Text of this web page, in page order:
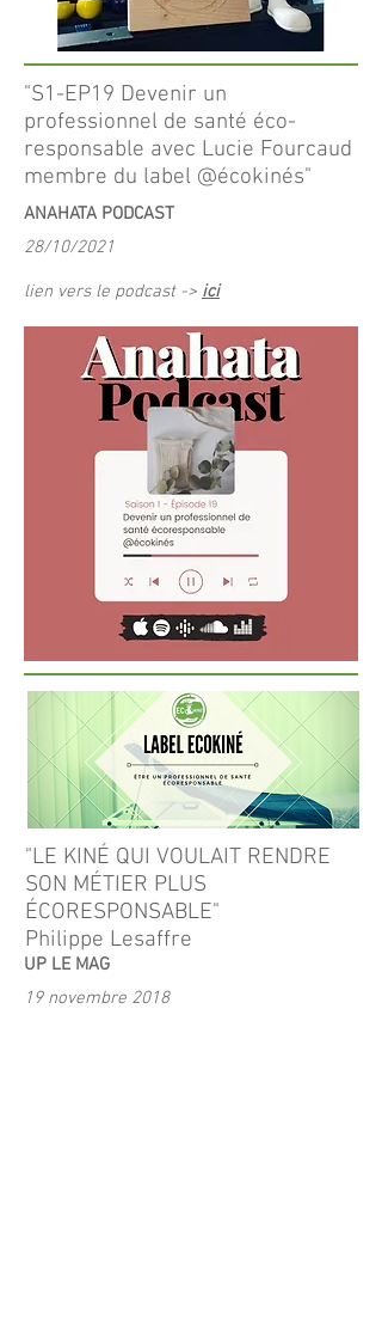
"S1-EP19 Devenir un
professionnel de santé éco-
responsable avec Lucie Fourcaud
membre du label @écokinés"
ANAHATA PODCAST
28/10/2021
lien vers le podcast -> ici
"LE KINÉ QUI VOULAIT RENDRE
SON MÉTIER PLUS
ÉCORESPONSABLE"
Philippe Lesaffre
UP LE MAG
19 novembre 2018